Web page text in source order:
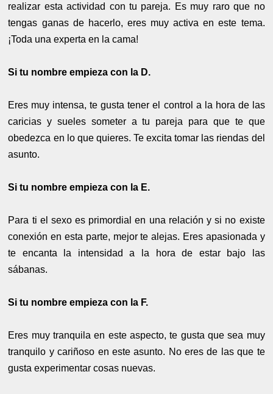
realizar esta actividad con tu pareja. Es muy raro que no
tengas ganas de hacerlo, eres muy activa en este tema.
¡Toda una experta en la cama!
Si tu nombre empieza con la D.
Eres muy intensa, te gusta tener el control a la hora de las
caricias y sueles someter a tu pareja para que te que
obedezca en lo que quieres. Te excita tomar las riendas del
asunto.
Si tu nombre empieza con la E.
Para ti el sexo es primordial en una relación y si no existe
conexión en esta parte, mejor te alejas. Eres apasionada y
te encanta la intensidad a la hora de estar bajo las
sábanas.
Si tu nombre empieza con la F.
Eres muy tranquila en este aspecto, te gusta que sea muy
tranquilo y cariñoso en este asunto. No eres de las que te
gusta experimentar cosas nuevas.